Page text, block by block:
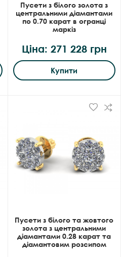
Пусети з білого золота з
центральними діамантами
по 0.70 карат в огранці
маркіз
Ціна: 271 228 грн
Купити
Пусети з білого та жовтого
золота з центральними
діамантами 0.28 карат та
діамантовим розсипом